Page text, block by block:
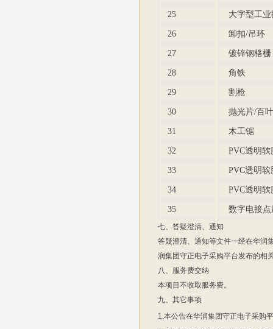
25 大字型工业
26 卸扣/吊环
27 镀锌钢格栅
28 角铁
29 割枪
30 抛光片/百
31 木工锯
32 PVC透明软
33 PVC透明软
34 PVC透明软
35 数字电接
七、答疑澄清、通知
答疑澄清、通知等文件一经在华润
润集团守正电子采购平台发布的相
八、服务费交纳
本项目不收取服务费。
九、其它事项
1.本公告在华润集团守正电子采购